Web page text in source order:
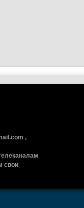
,
свои